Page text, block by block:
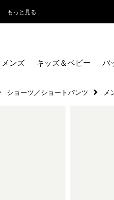
もっと見る
メンズ キッズ＆ベビー バ
ショーツ／ショートパンツ メ